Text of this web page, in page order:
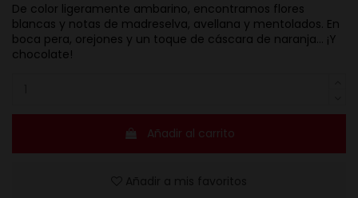
De color ligeramente ambarino, encontramos flores
blancas y notas de madreselva, avellana y mentolados. En
boca pera, orejones y un toque de cáscara de naranja... ¡Y
chocolate!
Añadir al carrito